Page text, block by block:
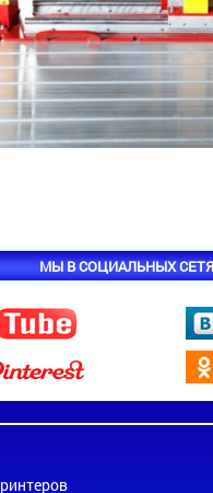
МЫ В СОЦИАЛЬНЫХ